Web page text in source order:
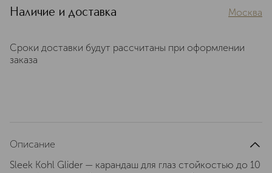
Наличие и доставка Москва
Сроки доставки будут рассчитаны при оформлении
заказа
Описание
Sleek Kohl Glider — карандаш для глаз стойкостью до 10